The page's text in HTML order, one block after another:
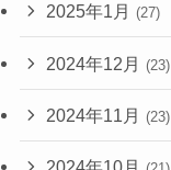
2025年1月 (27)
2024年12月 (23)
2024年11月 (23)